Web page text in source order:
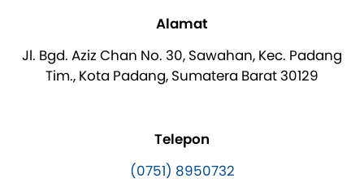
Alamat
Jl. Bgd. Aziz Chan No. 30, Sawahan, Kec. Padang
Tim., Kota Padang, Sumatera Barat 30129
Telepon
(0751) 8950732